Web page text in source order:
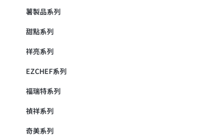
薯製品系列
甜點系列
祥亮系列
EZCHEF系列
福瑞特系列
禎祥系列
奇美系列